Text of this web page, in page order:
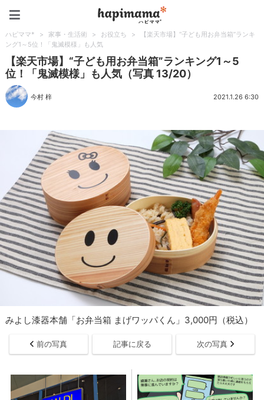
ハピママ* > 家事・生活術 > お役立ち >
【楽天市場】“子ども用お弁当箱”ランキ
ング1～5位！「鬼滅模様」も人気
【楽天市場】“子ども用お弁当箱”ランキング1～5
位！「鬼滅模様」も人気（写真 13/20）
今村 梓 2021.1.26 6:30
みよし漆器本舗「お弁当箱 まげワッパくん」3,000円（税込）
前の写真 記事に戻る 次の写真